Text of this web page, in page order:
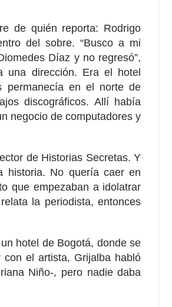
de quién reporta: Rodrigo
del sobre. “Busco a mi
Díaz y no regresó”,
una dirección. Era el hotel
permanecía en el norte de
discográficos. Allí había
negocio de computadores y
de Historias Secretas. Y
historia. No quería caer en
que empezaban a idolatrar
la periodista, entonces
hotel de Bogotá, donde se
con el artista, Grijalba habló
Niño-, pero nadie daba